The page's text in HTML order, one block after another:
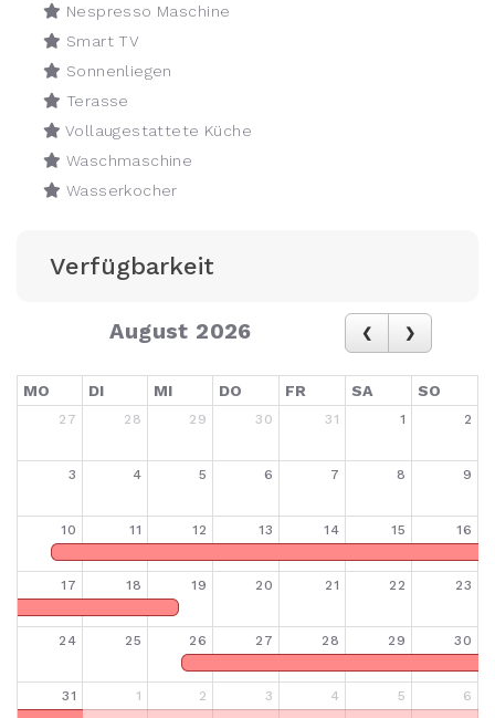
Nespresso Maschine
Smart TV
Sonnenliegen
Terasse
Vollaugestattete Küche
Waschmaschine
Wasserkocher
Verfügbarkeit
August 2026
MO DI MI DO FR SA SO
27 28 29 30 31 1 2
3 4 5 6 7 8 9
10 11 12 13 14 15 16
17 18 19 20 21 22 23
24 25 26 27 28 29 30
31 1 2 3 4 5 6